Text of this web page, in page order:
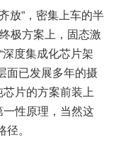
极方案上，固态激
深度集成化芯片架
面已发展多年的摄
片的方案前装上
性原理，当然这
。